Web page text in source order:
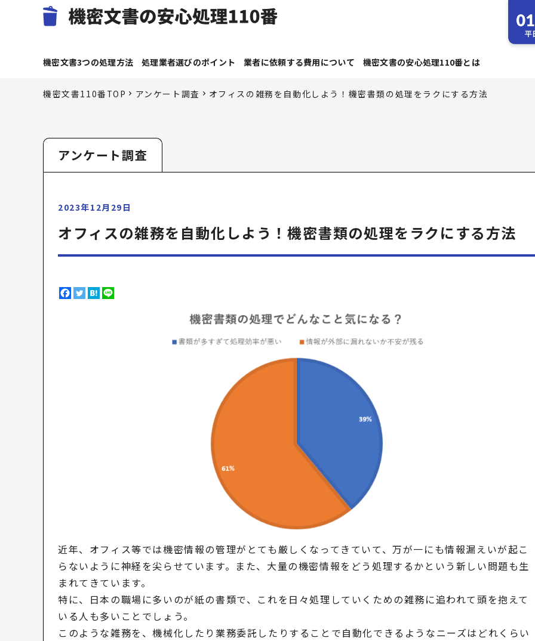
機密文書3つの処理方法 処理業者選びのポイント 業者に依頼する費用について 機密文書の安心処理110番とは
機密文書110番TOP アンケート調査 オフィスの雑務を自動化しよう！機密書類の処理をラクにする方法
アンケート調査
2023年12月29日
オフィスの雑務を自動化しよう！機密書類の処理をラクにする方法
近年、オフィス等では機密情報の管理がとても厳しくなってきていて、万が一にも情報漏えいが起こ
らないように神経を尖らせています。また、大量の機密情報をどう処理するかという新しい問題も生
まれてきています。
特に、日本の職場に多いのが紙の書類で、これを日々処理していくための雑務に追われて頭を抱えて
いる人も多いことでしょう。
このような雑務を、機械化したり業務委託したりすることで自動化できるようなニーズはどれくらい